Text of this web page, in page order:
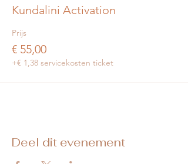
Kundalini Activation
Prijs
€ 55,00
+€ 1,38 servicekosten ticket
Deel dit evenement